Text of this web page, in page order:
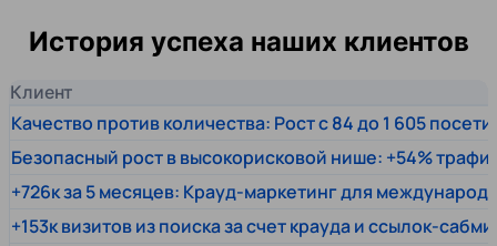
История успеха наших клиентов
Клиент
Качество против количества: Рост с 84 до 1 605
Безопасный рост в высокорисковой нише: +54%
+726к за 5 месяцев: Крауд-маркетинг для
+153к визитов из поиска за счет крауда и ссылок-